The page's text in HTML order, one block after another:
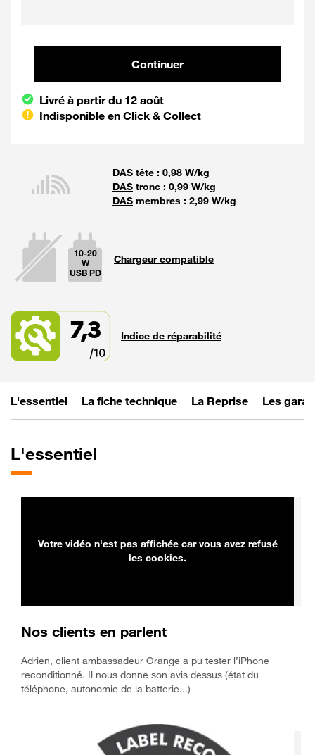
Continuer
Livré à partir du 12 août
Indisponible en Click & Collect
DAS tête : 0,98 W/kg
DAS tronc : 0,99 W/kg
DAS membres : 2,99 W/kg
La
10-20
W
USB PD
Chargeur compatible
7,3 Indice de réparabilité
L'essentiel La fiche technique La Reprise Les
L'essentiel
Votre vidéo n'est pas affichée car vous avez refusé
les cookies.
Nos clients en parlent
Adrien, client ambassadeur Orange a pu tester l’iPhone
reconditionné. Il nous donne son avis dessus (état du
téléphone, autonomie de la batterie...)